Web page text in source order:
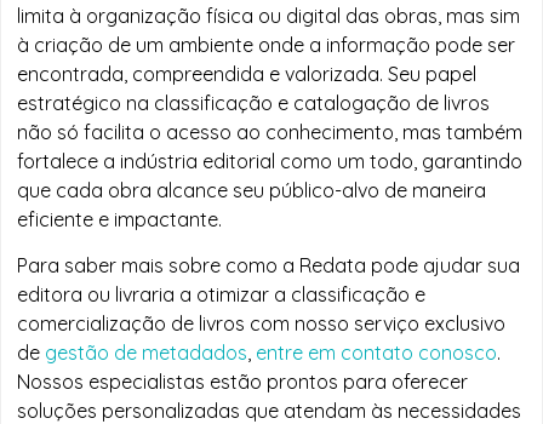
limita à organização física ou digital das obras, mas sim
à criação de um ambiente onde a informação pode ser
encontrada, compreendida e valorizada. Seu papel
estratégico na classificação e catalogação de livros
não só facilita o acesso ao conhecimento, mas também
fortalece a indústria editorial como um todo, garantindo
que cada obra alcance seu público-alvo de maneira
eficiente e impactante.
Para saber mais sobre como a Redata pode ajudar sua
editora ou livraria a otimizar a classificação e
comercialização de livros com nosso serviço exclusivo
de gestão de metadados entre em contato conosco.
Nossos especialistas estão prontos para oferecer
soluções personalizadas que atendam às necessidades